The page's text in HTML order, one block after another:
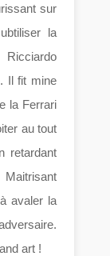
sur
la
Il fit mine
la Ferrari
au tout
retardant
avaler la
art !